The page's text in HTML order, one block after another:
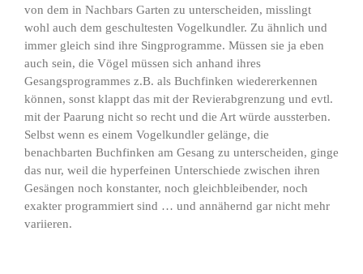
von dem in Nachbars Garten zu unterscheiden, misslingt
wohl auch dem geschultesten Vogelkundler. Zu ähnlich und
immer gleich sind ihre Singprogramme. Müssen sie ja eben
auch sein, die Vögel müssen sich anhand ihres
Gesangsprogrammes z.B. als Buchfinken wiedererkennen
können, sonst klappt das mit der Revierabgrenzung und evtl.
mit der Paarung nicht so recht und die Art würde aussterben.
Selbst wenn es einem Vogelkundler gelänge, die
benachbarten Buchfinken am Gesang zu unterscheiden, ginge
das nur, weil die hyperfeinen Unterschiede zwischen ihren
Gesängen noch konstanter, noch gleichbleibender, noch
exakter programmiert sind … und annähernd gar nicht mehr
variieren.